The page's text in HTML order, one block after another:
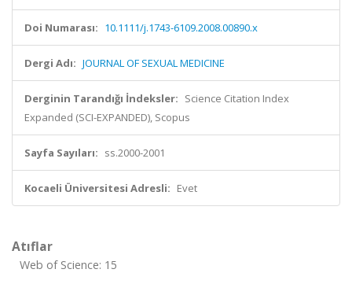
Doi Numarası: 10.1111/j.1743-6109.2008.00890.x
Dergi Adı: JOURNAL OF SEXUAL MEDICINE
Derginin Tarandığı İndeksler: Science Citation Index
Expanded (SCI-EXPANDED), Scopus
Sayfa Sayıları: ss.2000-2001
Kocaeli Üniversitesi Adresli: Evet
Atıflar
Web of Science: 15